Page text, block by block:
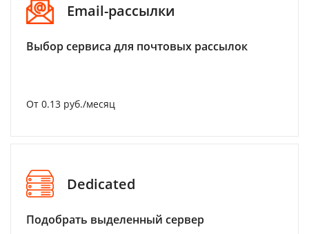
Email-рассылки
Выбор сервиса для почтовых рассылок
От 0.13 руб./месяц
Dedicated
Подобрать выделенный сервер